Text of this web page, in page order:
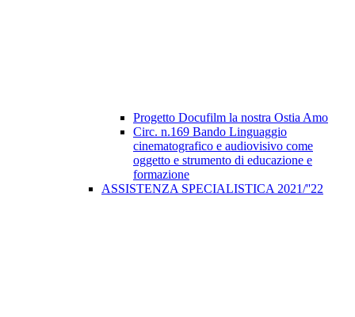
Progetto Docufilm la nostra Ostia Amo
Circ. n.169 Bando Linguaggio
cinematografico e audiovisivo come
oggetto e strumento di educazione e
formazione
ASSISTENZA SPECIALISTICA 2021/''22